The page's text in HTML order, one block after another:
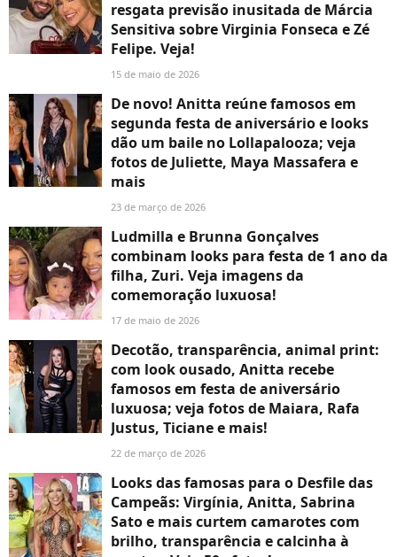
resgata previsão inusitada de Márcia
Sensitiva sobre Virginia Fonseca e Zé
Felipe. Veja!
15 de maio de 2026
De novo! Anitta reúne famosos em
segunda festa de aniversário e looks
dão um baile no Lollapalooza; veja
fotos de Juliette, Maya Massafera e
mais
23 de março de 2026
Ludmilla e Brunna Gonçalves
combinam looks para festa de 1 ano da
filha, Zuri. Veja imagens da
comemoração luxuosa!
17 de maio de 2026
Decotão, transparência, animal print:
com look ousado, Anitta recebe
famosos em festa de aniversário
luxuosa; veja fotos de Maiara, Rafa
Justus, Ticiane e mais!
22 de março de 2026
Looks das famosas para o Desfile das
Campeãs: Virgínia, Anitta, Sabrina
Sato e mais curtem camarotes com
brilho, transparência e calcinha à